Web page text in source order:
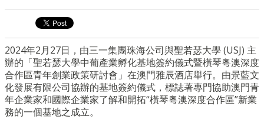
2024年2月27日，由三一集團珠海公司與聖若瑟大學 (USJ) 主
辦的「聖若瑟大學中葡產業孵化基地簽約儀式暨橫琴粵澳深度
合作區青年創業政策研討會」在澳門雅辰酒店舉行。由景藍文
化發展有限公司協辦的基地簽約儀式，標誌著專門協助澳門青
年企業家和國際企業家了解和開拓“橫琴粵澳深度合作區”新業
務的一個基地之成立。